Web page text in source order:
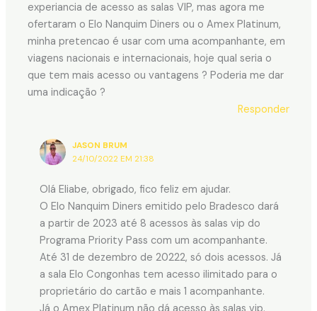
experiancia de acesso as salas VIP, mas agora me
ofertaram o Elo Nanquim Diners ou o Amex Platinum,
minha pretencao é usar com uma acompanhante, em
viagens nacionais e internacionais, hoje qual seria o
que tem mais acesso ou vantagens ? Poderia me dar
uma indicação ?
Responder
JASON BRUM
24/10/2022 EM 21:38
Olá Eliabe, obrigado, fico feliz em ajudar.
O Elo Nanquim Diners emitido pelo Bradesco dará
a partir de 2023 até 8 acessos às salas vip do
Programa Priority Pass com um acompanhante.
Até 31 de dezembro de 20222, só dois acessos. Já
a sala Elo Congonhas tem acesso ilimitado para o
proprietário do cartão e mais 1 acompanhante.